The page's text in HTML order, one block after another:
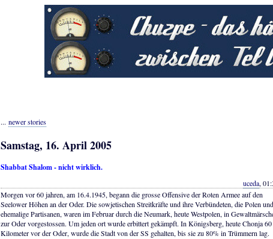
... newer stories
Samstag, 16. April 2005
Shabbat Shalom - nicht wirklich.
uceda,
Morgen vor 60 jahren, am 16.4.1945, begann die grosse Offensive der Roten Armee auf den
Seelower Höhen an der Oder. Die sowjetischen Streitkräfte und ihre Verbündeten, die Polen und
ehemalige Partisanen, waren im Februar durch die Neumark, heute Westpolen, in
zur Oder vorgestossen. Um jeden ort wurde erbittert gekämpft. In Königsberg, heute Chonja 60
Kilometer vor der Oder, wurde die Stadt von der SS gehalten, bis sie zu 80% in Trümmern lag.